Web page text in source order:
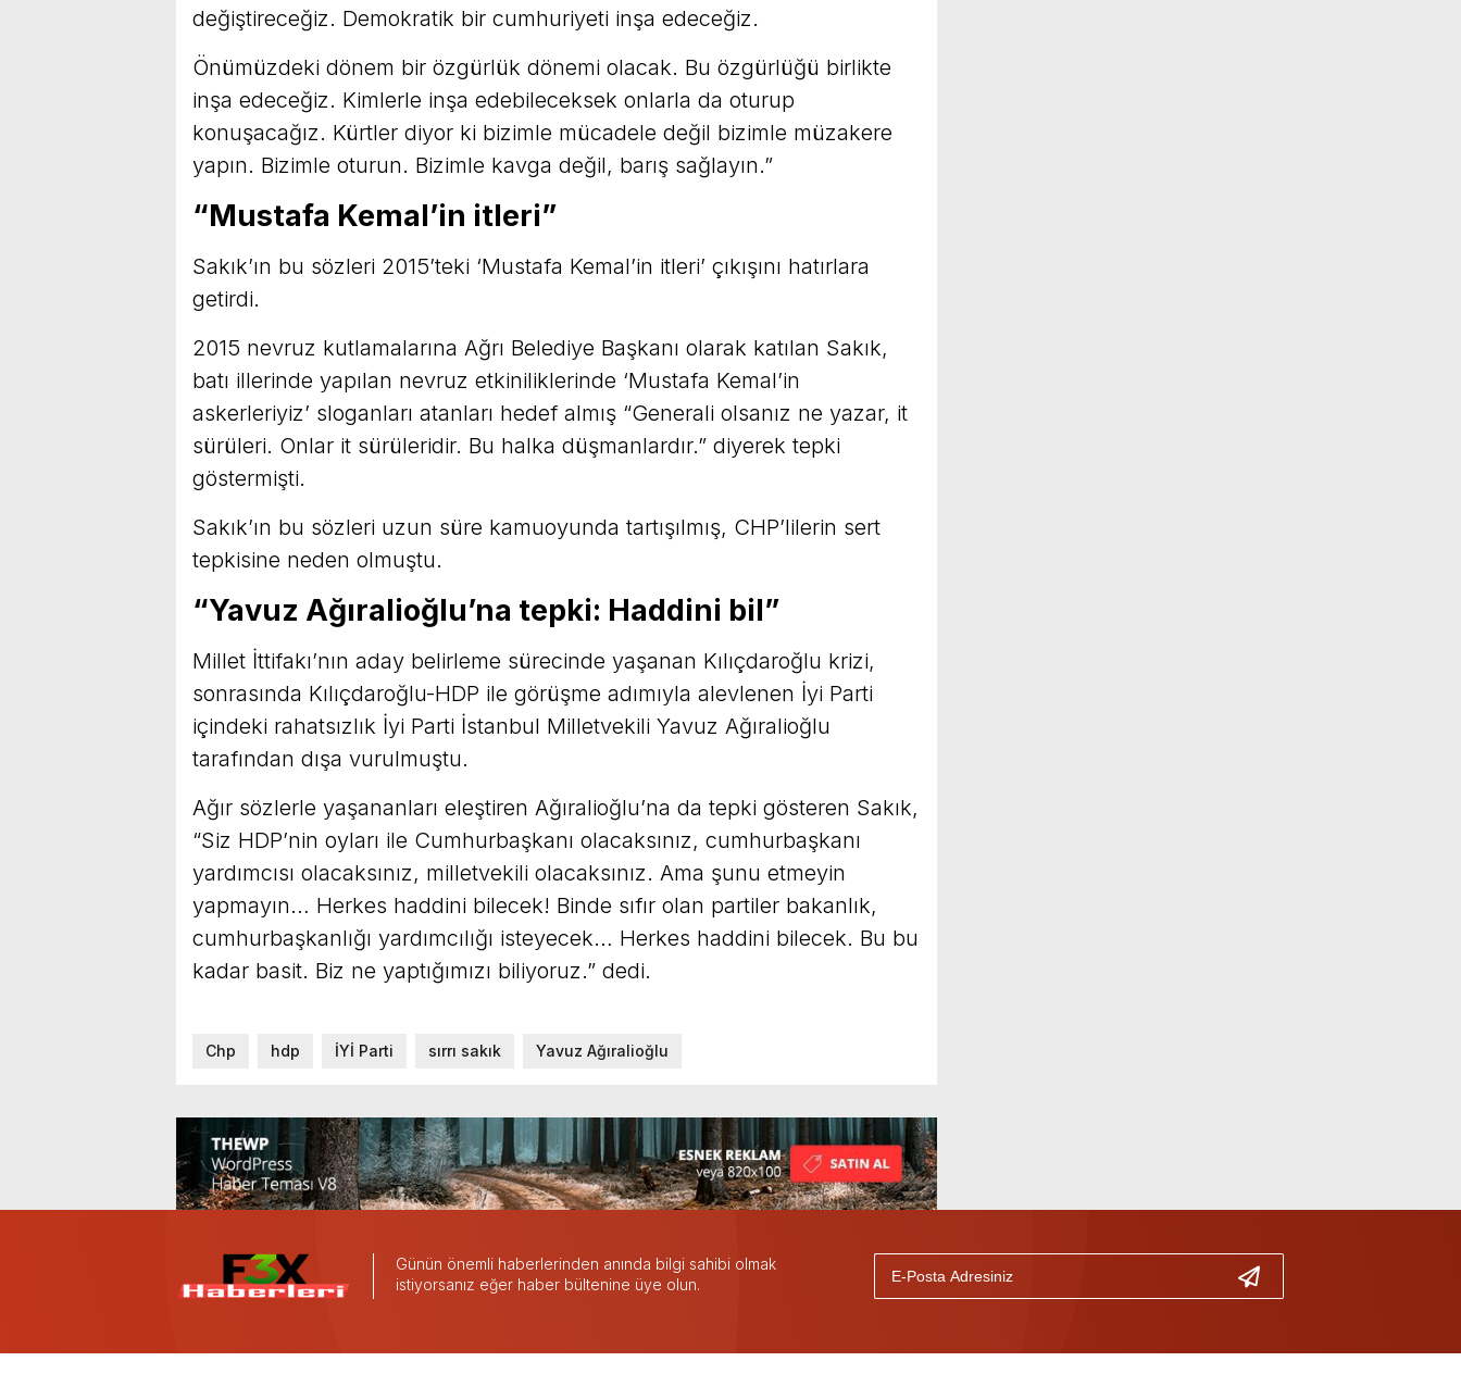
değiştireceğiz. Demokratik bir cumhuriyeti inşa edeceğiz.
Önümüzdeki dönem bir özgürlük dönemi olacak. Bu özgürlüğü birlikte
inşa edeceğiz. Kimlerle inşa edebileceksek onlarla da oturup
konuşacağız. Kürtler diyor ki bizimle mücadele değil bizimle müzakere
yapın. Bizimle oturun. Bizimle kavga değil, barış sağlayın.”
“Mustafa Kemal’in itleri”
Sakık’ın bu sözleri 2015’teki ‘Mustafa Kemal’in itleri’ çıkışını hatırlara
getirdi.
2015 nevruz kutlamalarına Ağrı Belediye Başkanı olarak katılan Sakık,
batı illerinde yapılan nevruz etkiniliklerinde ‘Mustafa Kemal’in
askerleriyiz’ sloganları atanları hedef almış “Generali olsanız ne yazar, it
sürüleri. Onlar it sürüleridir. Bu halka düşmanlardır.” diyerek tepki
göstermişti.
Sakık’ın bu sözleri uzun süre kamuoyunda tartışılmış, CHP’lilerin sert
tepkisine neden olmuştu.
“Yavuz Ağıralioğlu’na tepki: Haddini bil”
Millet İttifakı’nın aday belirleme sürecinde yaşanan Kılıçdaroğlu krizi,
sonrasında Kılıçdaroğlu-HDP ile görüşme adımıyla alevlenen İyi Parti
içindeki rahatsızlık İyi Parti İstanbul Milletvekili Yavuz Ağıralioğlu
tarafından dışa vurulmuştu.
Ağır sözlerle yaşananları eleştiren Ağıralioğlu’na da tepki gösteren Sakık,
“Siz HDP’nin oyları ile Cumhurbaşkanı olacaksınız, cumhurbaşkanı
yardımcısı olacaksınız, milletvekili olacaksınız. Ama şunu etmeyin
yapmayın… Herkes haddini bilecek! Binde sıfır olan partiler bakanlık,
cumhurbaşkanlığı yardımcılığı isteyecek… Herkes haddini bilecek. Bu bu
kadar basit. Biz ne yaptığımızı biliyoruz.” dedi.
Chp hdp İYİ Parti sırrı sakık Yavuz Ağıralioğlu
Günün önemli haberlerinden anında bilgi sahibi olmak
istiyorsanız eğer haber bültenine üye olun.